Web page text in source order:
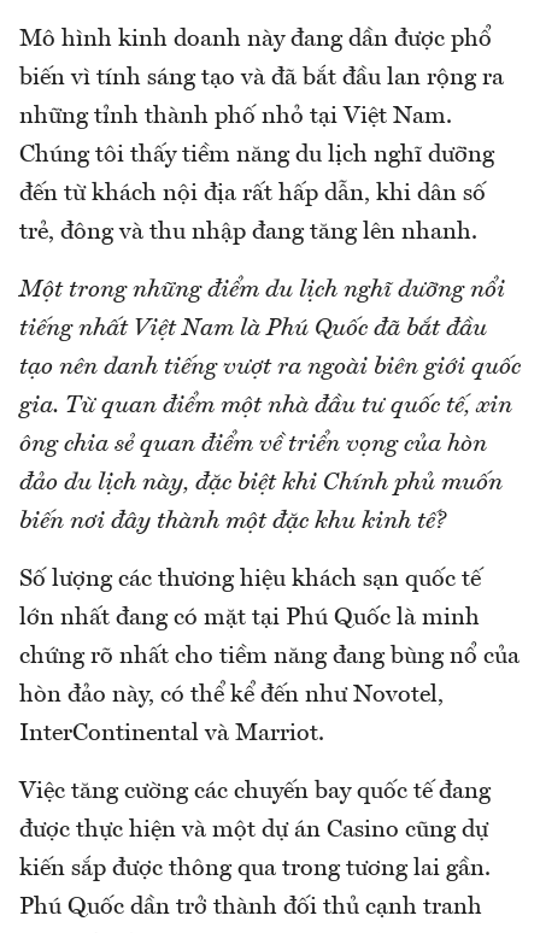
Mô hình kinh doanh này đang dần được phổ
biến vì tính sáng tạo và đã bắt đầu lan rộng ra
những tỉnh thành phố nhỏ tại Việt Nam.
Chúng tôi thấy tiềm năng du lịch nghĩ dưỡng
đến từ khách nội địa rất hấp dẫn, khi dân số
trẻ, đông và thu nhập đang tăng lên nhanh.
Một trong những điểm du lịch nghĩ dưỡng nổi
tiếng nhất Việt Nam là Phú Quốc đã bắt đầu
tạo nên danh tiếng vượt ra ngoài biên giới quốc
gia. Từ quan điểm một nhà đầu tư quốc tế, xin
ông chia sẻ quan điểm về triển vọng của hòn
đảo du lịch này, đặc biệt khi Chính phủ muốn
biến nơi đây thành một đặc khu kinh tế?
Số lượng các thương hiệu khách sạn quốc tế
lớn nhất đang có mặt tại Phú Quốc là minh
chứng rõ nhất cho tiềm năng đang bùng nổ của
hòn đảo này, có thể kể đến như Novotel,
InterContinental và Marriot.
Việc tăng cường các chuyến bay quốc tế đang
được thực hiện và một dự án Casino cũng dự
kiến sắp được thông qua trong tương lai gần.
Phú Quốc dần trở thành đối thủ cạnh tranh